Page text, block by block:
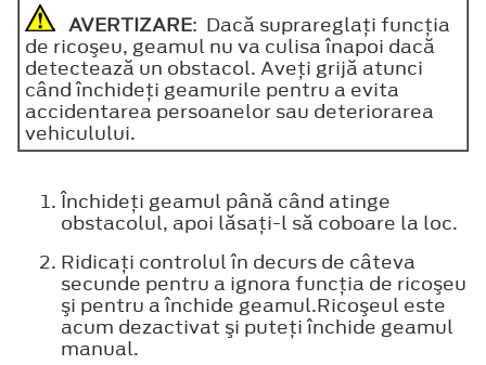
AVERTIZARE: Dacă suprareglaţi funcţia
de ricoşeu, geamul nu va culisa înapoi dacă
detectează un obstacol. Aveţi grijă atunci
când închideţi geamurile pentru a evita
accidentarea persoanelor sau deteriorarea
vehiculului.
Închideţi geamul până când atinge
obstacolul, apoi lăsaţi-l să coboare la loc.
Ridicaţi controlul în decurs de câteva
secunde pentru a ignora funcţia de ricoşeu
şi pentru a închide geamul.Ricoşeul este
acum dezactivat şi puteţi închide geamul
manual.